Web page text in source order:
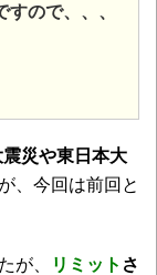
ので、、、
災や東日本大
、今回は前回と
が、 リミット さ